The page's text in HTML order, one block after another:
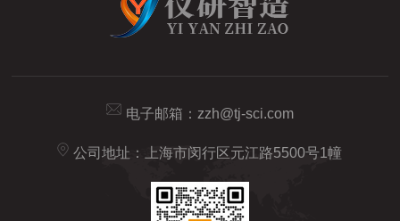
电子邮箱： zzh@tj-sci.com
公司地址：上海市闵行区元江路5500号1幢